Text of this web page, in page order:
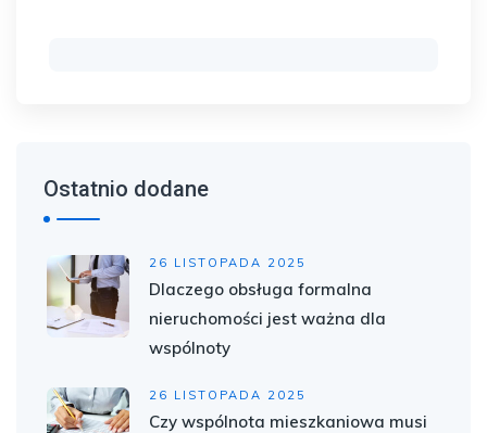
Ostatnio dodane
26 LISTOPADA 2025
Dlaczego obsługa formalna
nieruchomości jest ważna dla
wspólnoty
26 LISTOPADA 2025
Czy wspólnota mieszkaniowa musi